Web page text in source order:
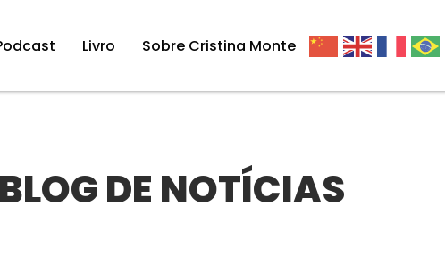
Livro Sobre Cristina Monte
BLOG DE NOTÍCIAS